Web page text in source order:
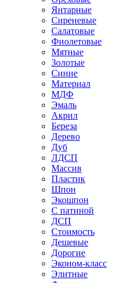
Янтарные
Сиреневые
Салатовые
Фиолетовые
Мятные
Золотые
Синие
Материал
МДФ
Эмаль
Акрил
Береза
Дерево
Дуб
ЛДСП
Массив
Пластик
Шпон
Экошпон
С патиной
ДСП
Стоимость
Дешевые
Дорогие
Эконом-класс
Элитные